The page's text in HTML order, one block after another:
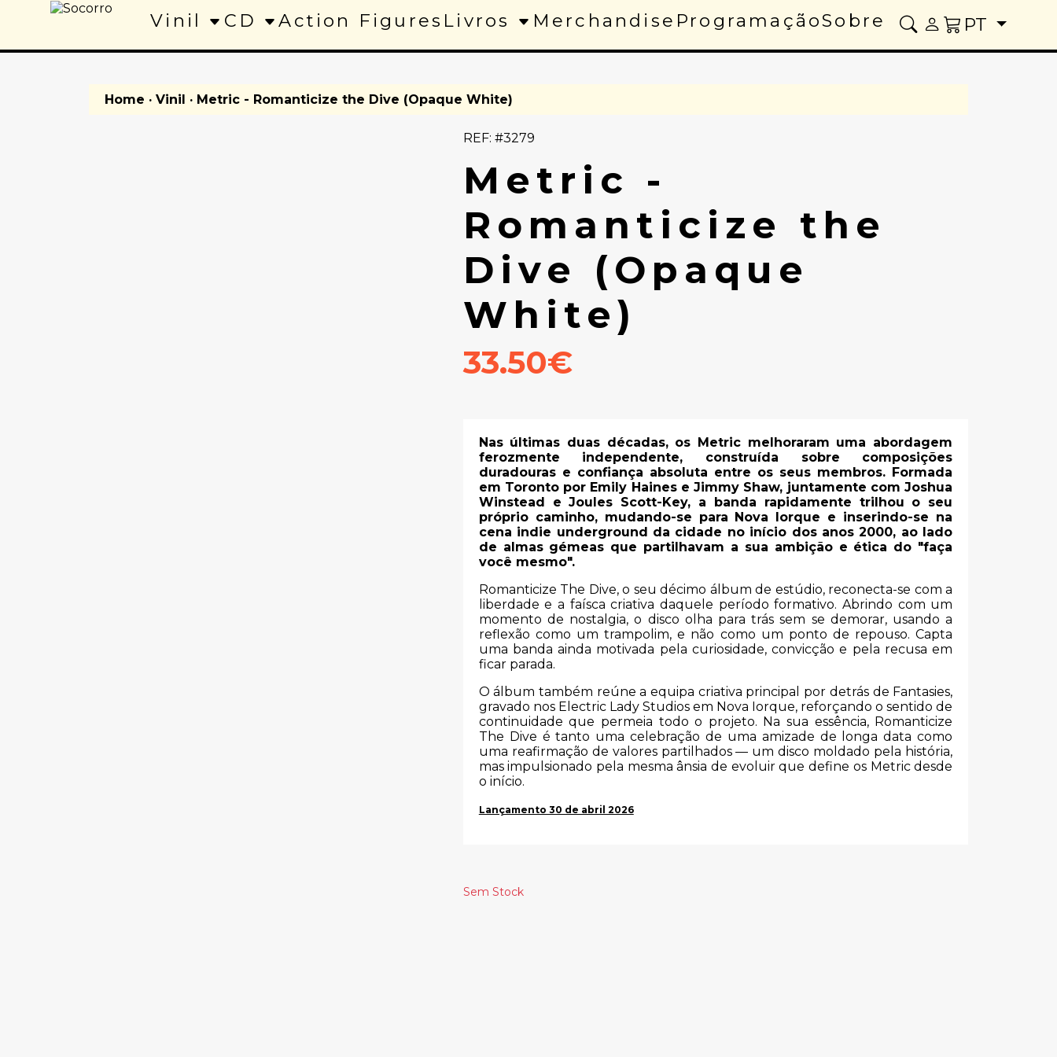
Vinil CD Action Figures Livros Merchandise ProgramaçãoSobre PT
Home · Vinil · Metric - Romanticize the Dive (Opaque White)
REF: #3279
Metric -
Romanticize the
Dive (Opaque
White)
33.50€
Nas últimas duas décadas, os Metric melhoraram uma abordagem
ferozmente independente, construída sobre composições
duradouras e confiança absoluta entre os seus membros. Formada
em Toronto por Emily Haines e Jimmy Shaw, juntamente com Joshua
Winstead e Joules Scott-Key, a banda rapidamente trilhou o seu
próprio caminho, mudando-se para Nova Iorque e inserindo-se na
cena indie underground da cidade no início dos anos 2000, ao lado
de almas gémeas que partilhavam a sua ambição e ética do "faça
você mesmo".
Romanticize The Dive, o seu décimo álbum de estúdio, reconecta-se com a
liberdade e a faísca criativa daquele período formativo. Abrindo com um
momento de nostalgia, o disco olha para trás sem se demorar, usando a
reflexão como um trampolim, e não como um ponto de repouso. Capta
uma banda ainda motivada pela curiosidade, convicção e pela recusa em
ficar parada.
O álbum também reúne a equipa criativa principal por detrás de Fantasies,
gravado nos Electric Lady Studios em Nova Iorque, reforçando o sentido de
continuidade que permeia todo o projeto. Na sua essência, Romanticize
The Dive é tanto uma celebração de uma amizade de longa data como
uma reafirmação de valores partilhados — um disco moldado pela história,
mas impulsionado pela mesma ânsia de evoluir que define os Metric desde
o início.
Lançamento 30 de abril 2026
Sem Stock